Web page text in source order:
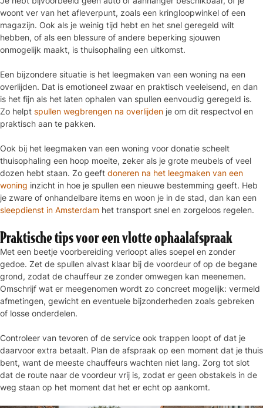
woont ver van het afleverpunt, zoals een kringloopwinkel of een
magazijn. Ook als je weinig tijd hebt en het snel geregeld wilt
hebben, of als een blessure of andere beperking sjouwen
onmogelijk maakt, is thuisophaling een uitkomst.
Een bijzondere situatie is het leegmaken van een woning na een
overlijden. Dat is emotioneel zwaar en praktisch veeleisend, en dan
is het fijn als het laten ophalen van spullen eenvoudig geregeld is.
Zo helpt spullen wegbrengen na overlijden je om dit respectvol en
praktisch aan te pakken.
Ook bij het leegmaken van een woning voor donatie scheelt
thuisophaling een hoop moeite, zeker als je grote meubels of veel
dozen hebt staan. Zo geeft doneren na het leegmaken van een
woning inzicht in hoe je spullen een nieuwe bestemming geeft. Heb
je zware of onhandelbare items en woon je in de stad, dan kan een
sleepdienst in Amsterdam het transport snel en zorgeloos regelen.
Praktische tips voor een vlotte ophaalafspraak
Met een beetje voorbereiding verloopt alles soepel en zonder
gedoe. Zet de spullen alvast klaar bij de voordeur of op de begane
grond, zodat de chauffeur ze zonder omwegen kan meenemen.
Omschrijf wat er meegenomen wordt zo concreet mogelijk: vermeld
afmetingen, gewicht en eventuele bijzonderheden zoals gebreken
of losse onderdelen.
Controleer van tevoren of de service ook trappen loopt of dat je
daarvoor extra betaalt. Plan de afspraak op een moment dat je thuis
bent, want de meeste chauffeurs wachten niet lang. Zorg tot slot
dat de route naar de voordeur vrij is, zodat er geen obstakels in de
weg staan op het moment dat het er echt op aankomt.